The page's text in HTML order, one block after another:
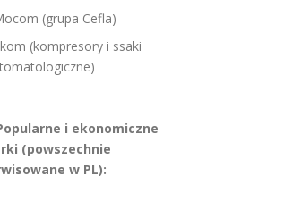
(grupa Cefla)
(kompresory i ssaki
i ekonomiczne
(powszechnie
w PL):